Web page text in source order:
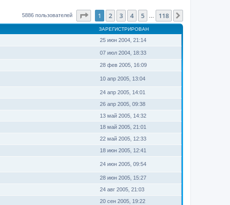
5886 пользователей Страница1 из 118
1 2 3 4 5 118
ЗАРЕГИСТРИРОВАН
25 июн 2004, 21:14
07 июл 2004, 18:33
28 фев 2005, 16:09
10 апр 2005, 13:04
24 апр 2005, 14:01
26 апр 2005, 09:38
13 май 2005, 14:32
18 май 2005, 21:01
22 май 2005, 12:33
18 июн 2005, 12:41
24 июн 2005, 09:54
28 июн 2005, 15:27
24 авг 2005, 21:03
20 сен 2005, 19:22